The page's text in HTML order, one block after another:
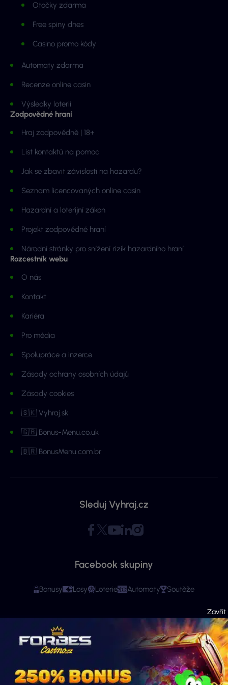
Otočky zdarma
Free spiny dnes
Casino promo kódy
Automaty zdarma
Recenze online casin
Výsledky loterií
Zodpovědné hraní
Hraj zodpovědně | 18+
List kontaktů na pomoc
Jak se zbavit závislosti na hazardu?
Seznam licencovaných online casin
Hazardní a loterijní zákon
Projekt zodpovědné hraní
Národní stránky pro snížení rizik hazardního hraní
Rozcestník webu
O nás
Kontakt
Kariéra
Pro média
Spolupráce a inzerce
Zásady ochrany osobních údajů
Zásady cookies
🇸🇰 Vyhraj.sk
🇬🇧 Bonus-Menu.co.uk
🇧🇷 BonusMenu.com.br
Sleduj Vyhraj.cz
Facebook skupiny
Bonusy Losy Loterie Automaty Soutěže
Copyright © 2026 - Všechna práva vyhrazena. Vyhraj.cz | Ministerstvo financí
varuje: Účastí na hazardní hře může vzniknout závislost! Stránky mají čistě
informační charakter. Veškeré informace se týkají osob starších 18 let.
Provozovatelem webu je ExeMedia s.r.o. se sídlem Kurzova 2222/16, Stodůlky,
155 00 Praha 5 (IČO: 13992228, DIČ: CZ13992228) · Kontakt:info@vyhraj.cz